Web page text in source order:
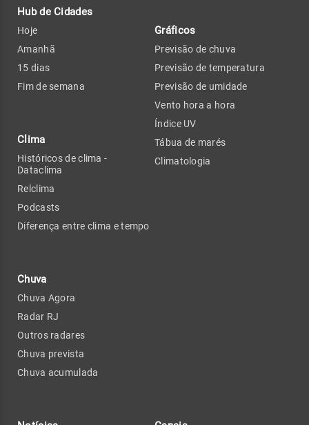
Hub de Cidades
Hoje
Amanhã
15 dias
Fim de semana
Clima
Históricos de clima -
Dataclima
Relclima
Podcasts
Diferença entre clima e tempo
Chuva
Chuva Agora
Radar RJ
Outros radares
Chuva prevista
Chuva acumulada
Gráficos
Previsão de chuva
Previsão de temperatura
Previsão de umidade
Vento hora a hora
Índice UV
Tábua de marés
Climatologia